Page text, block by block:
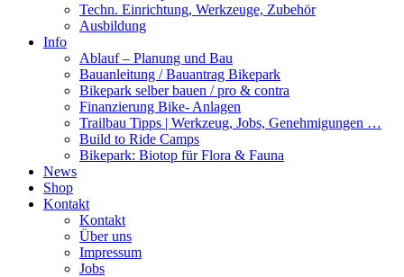
Techn. Einrichtung, Werkzeuge, Zubehör
Ausbildung
Info
Ablauf – Planung und Bau
Bauanleitung / Bauantrag Bikepark
Bikepark selber bauen / pro & contra
Finanzierung Bike- Anlagen
Trailbau Tipps | Werkzeug, Jobs, Genehmigungen …
Build to Ride Camps
Bikepark: Biotop für Flora & Fauna
News
Shop
Kontakt
Kontakt
Über uns
Impressum
Jobs